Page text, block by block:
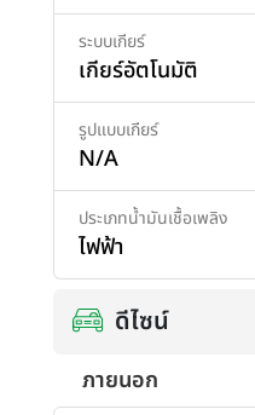
ระบบเกียร์
เกียร์อัตโนมัติ
รูปแบบเกียร์
N/A
ประเภทน้ำมันเชื้อเพลิง
ไฟฟ้า
ดีไซน์
ภายนอก